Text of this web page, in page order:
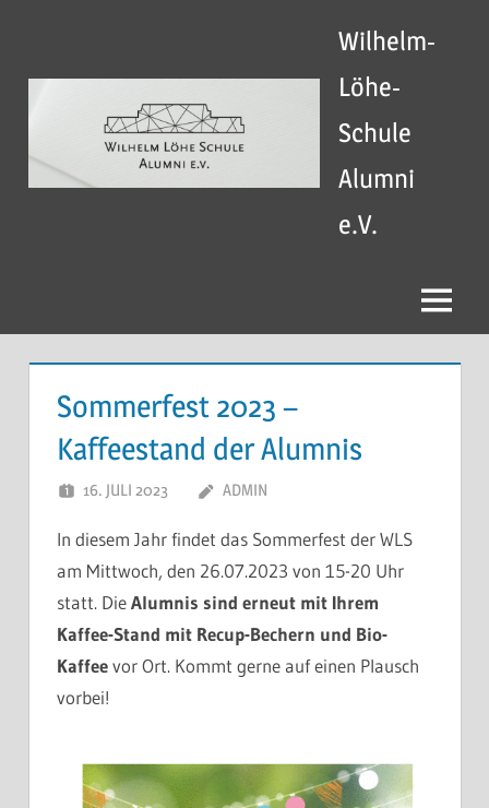
springen
Wilhelm-
Löhe-
Schule
Alumni
e.V.
Menü
Sommerfest 2023 –
Kaffeestand der Alumnis
16. JULI 2023 ADMIN
In diesem Jahr findet das Sommerfest der WLS
am Mittwoch, den 26.07.2023 von 15-20 Uhr
statt. DieAlumnis sind erneut mit Ihrem
Kaffee-Stand mit Recup-Bechern und Bio-
Kaffeevor Ort. Kommt gerne auf einen Plausch
vorbei!